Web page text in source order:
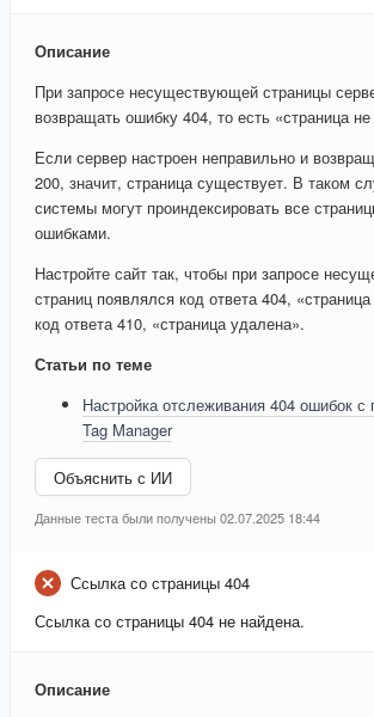
Описание
При запросе несуществующей страницы
возвращать ошибку 404, то есть «страница
Если сервер настроен неправильно и
200, значит, страница существует. В таком
системы могут проиндексировать все
ошибками.
Настройте сайт так, чтобы при запросе
страниц появлялся код ответа 404,
код ответа 410, «страница удалена».
Статьи по теме
Настройка отслеживания 404 ошибок
Tag Manager
Объяснить с ИИ
Данные теста были получены 02.07.2025 18:44
Ссылка со страницы 404
Ссылка со страницы 404 не найдена.
Описание